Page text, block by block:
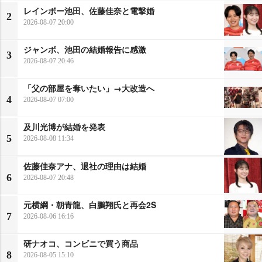
2
レインボー池田、佐藤佳奈と電撃婚
2026-08-07 20:00
3
ジャンボ、池田の結婚報告に感激
2026-08-07 20:46
4
「父の部屋を奪いたい」→大改造へ
2026-08-07 07:00
5
及川光博が結婚を発表
2026-08-08 11:34
6
佐藤佳奈アナ、退社の理由は結婚
2026-08-07 20:48
7
元横綱・朝青龍、白鵬翔氏と再会2S
2026-08-06 16:16
8
研ナオコ、コンビニで買う商品
2026-08-05 15:10